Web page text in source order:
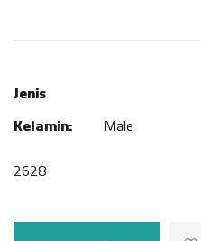
Jenis
Kelamin:
Male
2628